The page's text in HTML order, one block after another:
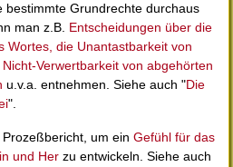
bestimmte Grundrechte durchaus
man z.B. Entscheidungen über die
Wortes, die Unantastbarkeit von
Verwertbarkeit von abgehörten
u.v.a. entnehmen. Siehe auch "Die
".
um ein Gefühl für das
und Her zu entwickeln. Siehe auch